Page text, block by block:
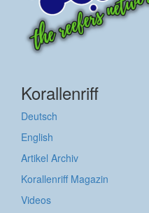
Korallenriff
Deutsch
English
Artikel Archiv
Korallenriff Magazin
Videos